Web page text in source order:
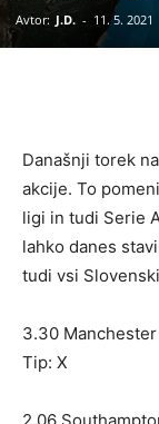
Avtor: J.D. - 11. 5. 2021
Današnji torek na
akcije. To
ligi in tudi Serie
lahko danes
tudi vsi
3.30
Tip: X